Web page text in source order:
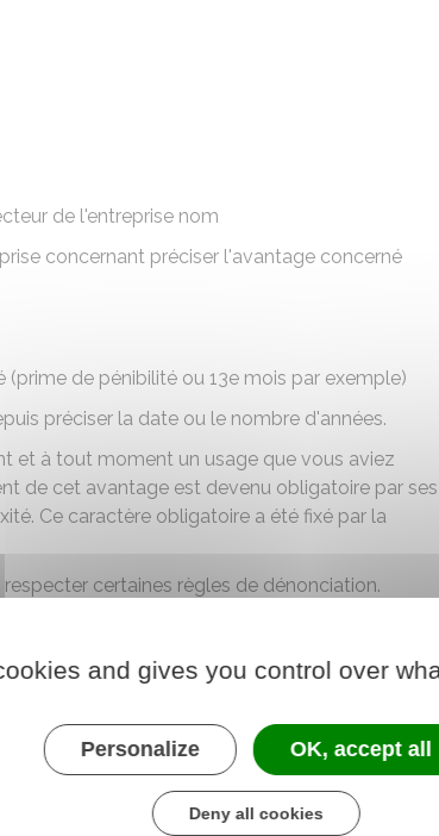
de l'entreprise nom
concernant préciser l'avantage concerné
(prime de pénibilité ou 13e mois par exemple)
préciser la date ou le nombre d'années.
et à tout moment un usage que vous aviez
de cet avantage est devenu obligatoire par ses
Ce caractère obligatoire a été fixé par la
certaines règles de dénonciation.
règles de dénonciation concernant
écrit du personnel ou de l'information des
donc de me verser, comme par le passé,
distinguées.
and gives you control over
Personalize OK, accept all
Deny all cookies